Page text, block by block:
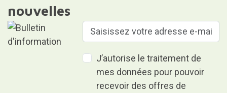
nouvelles
J’autorise le traitement de
mes données pour pouvoir
recevoir des offres de